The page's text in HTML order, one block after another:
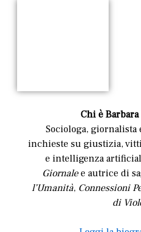
Chi è
Sociologa, giornalista
inchieste su giustizia,
e intelligenza
Giornalee autrice di
l’Umanità, Connessioni
di